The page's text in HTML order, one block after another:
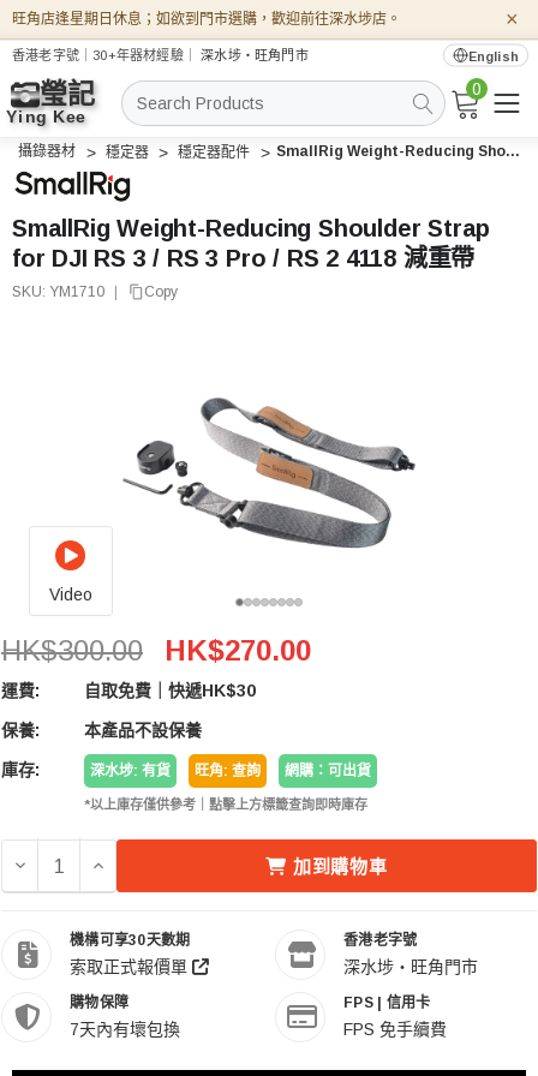
旺角店逢星期日休息；如欲到門市選購，歡迎前往深水埗店。 ×
香港老字號｜30+年器材經驗｜深水埗・旺角門市 English
搜
索
0
攝錄器材 穩定器 穩定器配件 SmallRig Weight-Reducing Shoulder Strap for DJI RS 3 / RS 3 Pro / RS 2 4118 減重帶
SmallRig Weight-Reducing Shoulder Strap
for DJI RS 3 / RS 3 Pro / RS 2 4118 減重帶
SKU: YM1710 Copy
Video
SmallRig Weight-Reducing Shoulder Strap For DJI
HK$300.00 HK$270.00
運費: 自取免費｜快遞HK$30
保養: 本產品不設保養
庫存: 深水埗: 有貨 旺角: 查詢 網購：可出貨
*以上庫存僅供參考｜點擊上方標籤查詢即時庫存
減少 SMALLRIG WEIGHT-REDUCING SHOULDER
增加 SMALLRIG WEIGHT-REDUCING
加到購物車
機構可享30天數期
索取正式報價單
香港老字號
深水埗・旺角門市
購物保障
7天內有壞包換
FPS | 信用卡
FPS 免手續費